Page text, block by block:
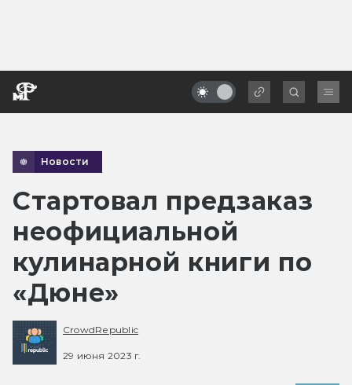
Новости
Стартовал предзаказ
неофициальной
кулинарной книги по
«Дюне»
CrowdRepublic
29 июня 2023 г.